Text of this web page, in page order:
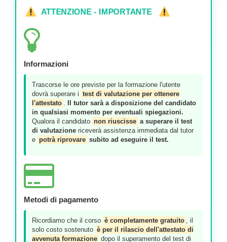
ATTENZIONE - IMPORTANTE
Informazioni
Trascorse le ore previste per la formazione l'utente
dovrà superare i test di valutazione per ottenere
l'attestato .
Il tutor sarà a disposizione del candidato
in qualsiasi momento per eventuali spiegazioni.
Qualora il candidato non riuscisse a superare il test
di valutazione riceverà assistenza immediata dal tutor
e potrà riprovare subito ad eseguire il test.
Metodi di pagamento
Ricordiamo che il corso è completamente gratuito , il
solo costo sostenuto è per il rilascio dell'attestato di
avvenuta formazione dopo il superamento del test di